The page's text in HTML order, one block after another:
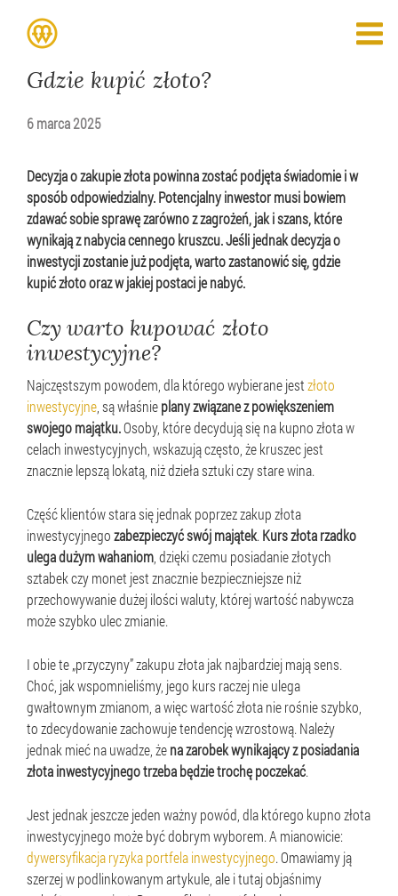
Gdzie kupić złoto?
6 marca 2025
Decyzja o zakupie złota powinna zostać podjęta świadomie i w
sposób odpowiedzialny. Potencjalny inwestor musi bowiem
zdawać sobie sprawę zarówno z zagrożeń, jak i szans, które
wynikają z nabycia cennego kruszcu. Jeśli jednak decyzja o
inwestycji zostanie już podjęta, warto zastanowić się, gdzie
kupić złoto oraz w jakiej postaci je nabyć.
Czy warto kupować złoto
inwestycyjne?
Najczęstszym powodem, dla którego wybierane jestzłoto
inwestycyjne , są właśnieplany związane z powiększeniem
swojego majątku.Osoby, które decydują się na kupno złota w
celach inwestycyjnych, wskazują często, że kruszec jest
znacznie lepszą lokatą, niż dzieła sztuki czy stare wina.
Część klientów stara się jednak poprzez zakup złota
inwestycyjnegozabezpieczyć swój majątek. Kurs złota rzadko
ulega dużym wahaniom , dzięki czemu posiadanie złotych
sztabek czy monet jest znacznie bezpieczniejsze niż
przechowywanie dużej ilości waluty, której wartość nabywcza
może szybko ulec zmianie.
I obie te „przyczyny” zakupu złota jak najbardziej mają sens.
Choć, jak wspomnieliśmy, jego kurs raczej nie ulega
gwałtownym zmianom, a więc wartość złota nie rośnie szybko,
to zdecydowanie zachowuje tendencję wzrostową. Należy
jednak mieć na uwadze, żena zarobek wynikający z posiadania
złota inwestycyjnego trzeba będzie trochę poczekać.
Jest jednak jeszcze jeden ważny powód, dla którego kupno złota
inwestycyjnego może być dobrym wyborem. A mianowicie:
dywersyfikacja ryzyka portfela inwestycyjnego. Omawiamy ją
szerzej w podlinkowanym artykule, ale i tutaj objaśnimy